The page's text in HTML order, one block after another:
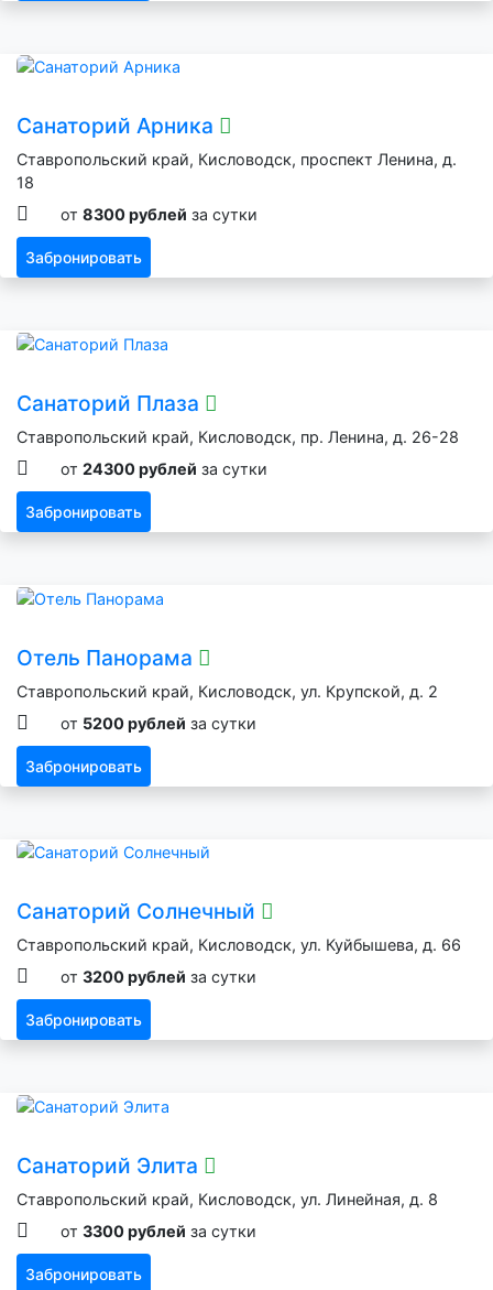
Санаторий Арника
Ставропольский край, Кисловодск, проспект Ленина, д.
18
от 8300 рублей за сутки
Забронировать
Санаторий Плаза
Ставропольский край, Кисловодск, пр. Ленина, д. 26-28
от 24300 рублей за сутки
Забронировать
Отель Панорама
Ставропольский край, Кисловодск, ул. Крупской, д. 2
от 5200 рублей за сутки
Забронировать
Санаторий Солнечный
Ставропольский край, Кисловодск, ул. Куйбышева, д. 66
от 3200 рублей за сутки
Забронировать
Санаторий Элита
Ставропольский край, Кисловодск, ул. Линейная, д. 8
от 3300 рублей за сутки
Забронировать